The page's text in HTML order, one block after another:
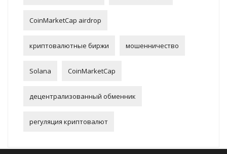
CoinMarketCap airdrop
криптовалютные биржи мошенничество
Solana CoinMarketCap
децентрализованный обменник
регуляция криптовалют